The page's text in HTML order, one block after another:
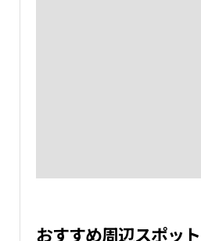
おすすめ周辺スポット